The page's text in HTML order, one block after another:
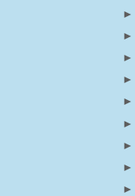
►
►
►
►
►
►
►
►
►